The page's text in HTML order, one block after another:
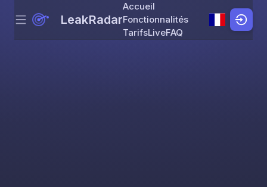
Skip to content
Menu LeakRadar
Accueil
Fonctionnalités
TarifsLiveFAQ